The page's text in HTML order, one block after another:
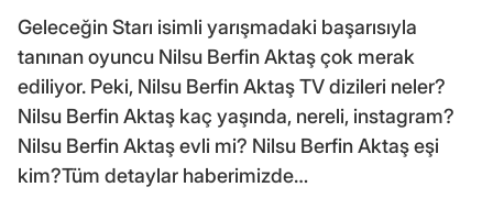
Geleceğin Starı isimli yarışmadaki başarısıyla
tanınan oyuncu Nilsu Berfin Aktaş çok merak
ediliyor. Peki, Nilsu Berfin Aktaş TV dizileri neler?
Nilsu Berfin Aktaş kaç yaşında, nereli, instagram?
Nilsu Berfin Aktaş evli mi? Nilsu Berfin Aktaş eşi
kim?Tüm detaylar haberimizde…